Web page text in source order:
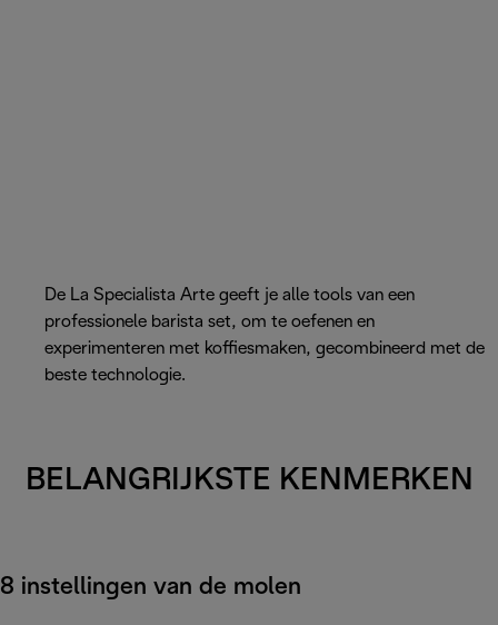
De La Specialista Arte geeft je alle tools van een
professionele barista set, om te oefenen en
experimenteren met koffiesmaken, gecombineerd met de
beste technologie.
BELANGRIJKSTE KENMERKEN
8 instellingen van de molen